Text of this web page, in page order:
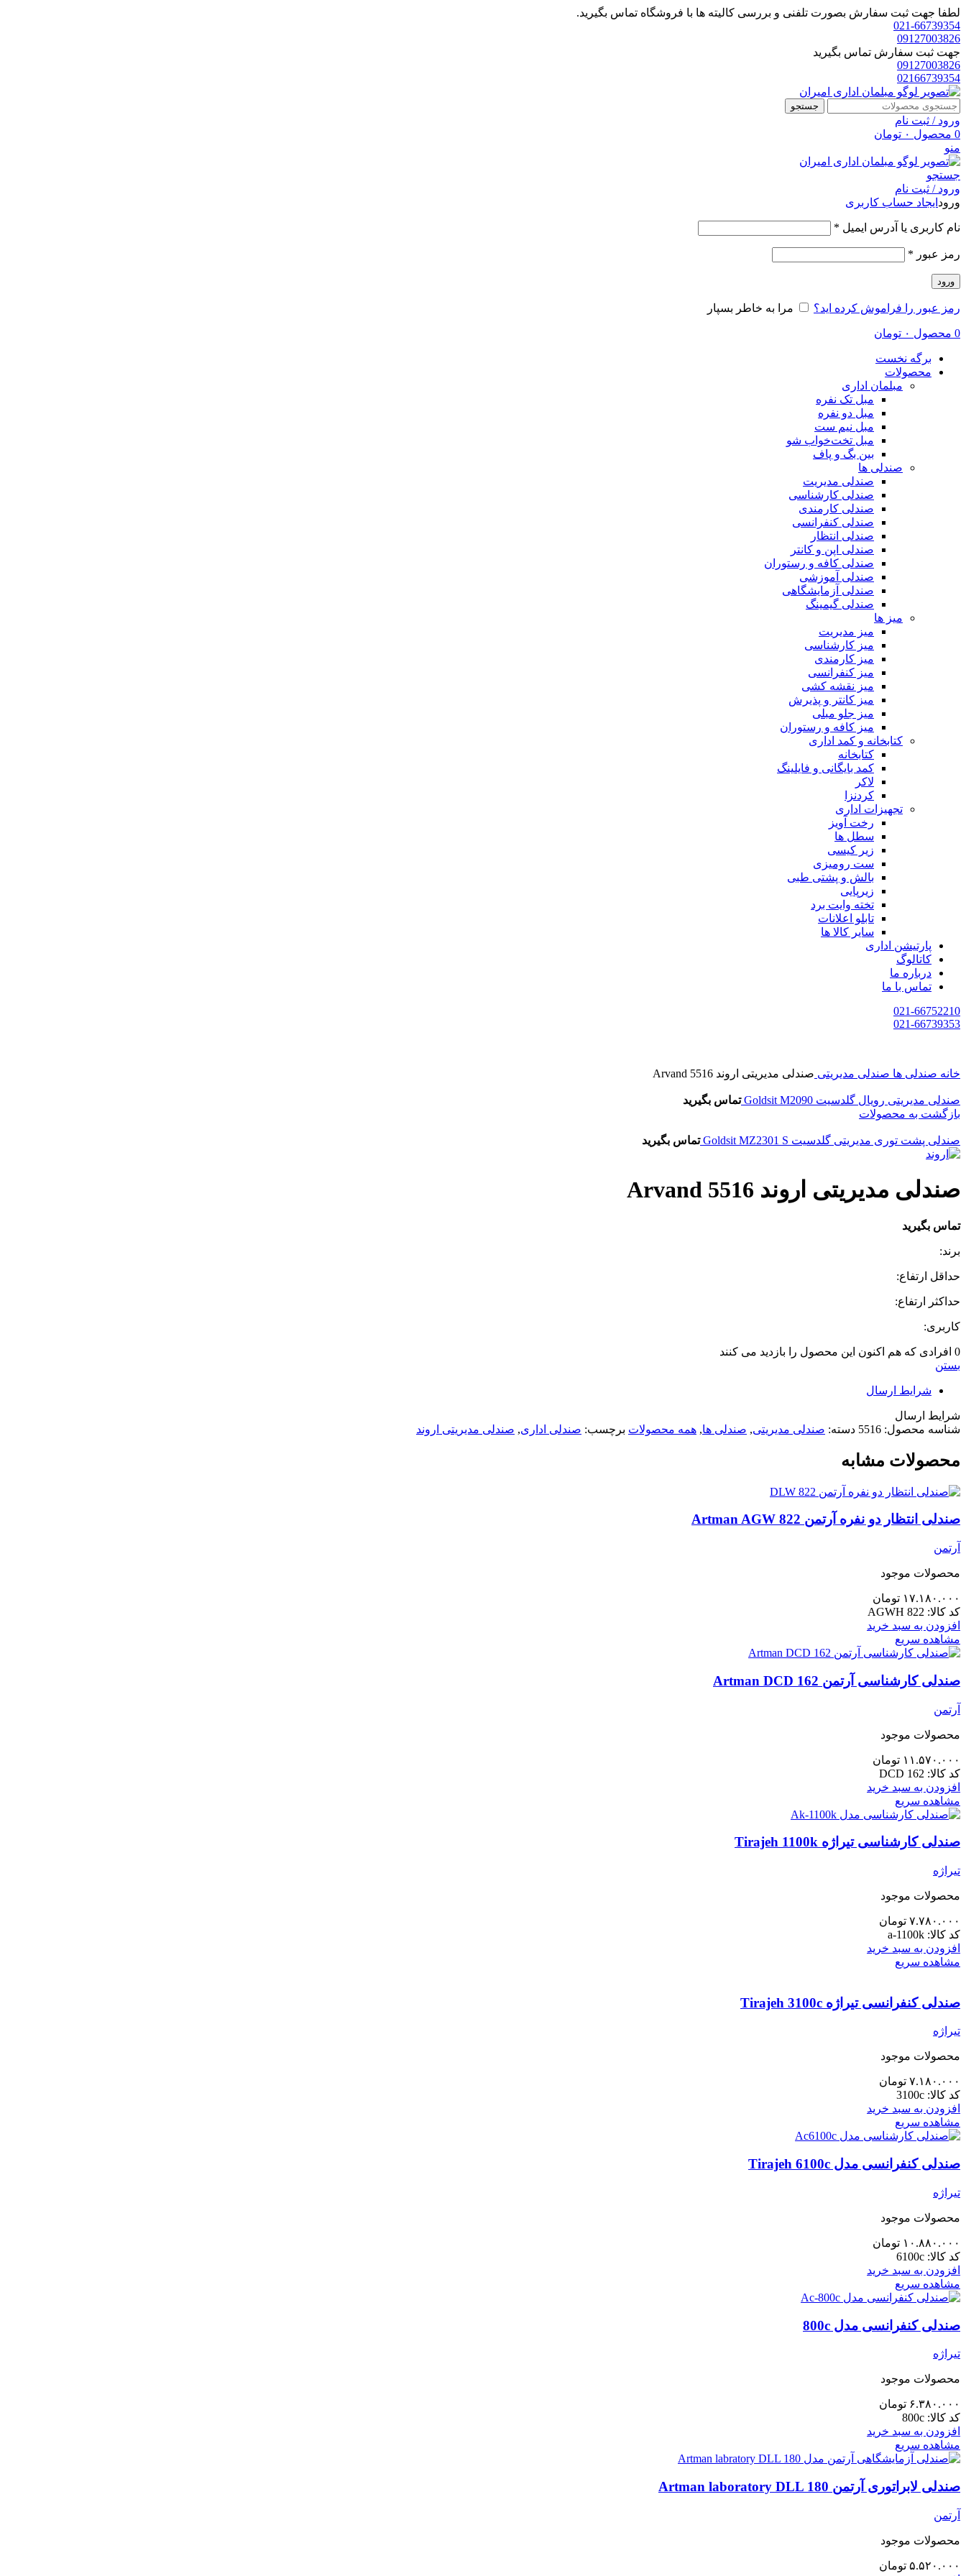
لطفا جهت ثبت سفارش بصورت تلفنی و بررسی کالیته ها با فروشگاه تماس بگیرید.
021-66739354
09127003826
جهت ثبت سفارش تماس بگیرید
09127003826
02166739354
جستجو
ورود / ثبت نام
0 محصول ۰ تومان
منو
جستجو
ورود / ثبت نام
ورود ایجاد حساب کاربری
نام کاربری یا آدرس ایمیل *
رمز عبور *
ورود
رمز عبور را فراموش کرده اید؟ مرا به خاطر بسپار
0 محصول ۰ تومان
برگه نخست
محصولات
مبلمان اداری
مبل تک نفره
مبل دو نفره
مبل نیم ست
مبل تخت‌خواب شو
بین بگ و پاف
صندلی ها
صندلی مدیریت
صندلی کارشناسی
صندلی کارمندی
صندلی کنفرانسی
صندلی انتظار
صندلی اپن و کانتر
صندلی کافه و رستوران
صندلی آموزشی
صندلی آزمایشگاهی
صندلی گیمینگ
میز ها
میز مدیریت
میز کارشناسی
میز کارمندی
میز کنفرانسی
میز نقشه کشی
میز کانتر و پذیرش
میز جلو مبلی
میز کافه و رستوران
کتابخانه و کمد اداری
کتابخانه
کمد بایگانی و فایلینگ
لاکر
کردنزا
تجهیزات اداری
رخت آویز
سطل ها
زیر کیسی
ست رومیزی
بالش و پشتی طبی
زیرپایی
تخته وایت برد
تابلو اعلانات
سایر کالا ها
پارتیشن اداری
کاتالوگ
درباره ما
تماس با ما
021-66752210
021-66739353
خانه صندلی ها صندلی مدیریتی صندلی مدیریتی اروند Arvand 5516
صندلی مدیریتی رویال گلدسیت Goldsit M2090
تماس بگیرید
بازگشت به محصولات
صندلی پشت توری مدیریتی گلدسیت Goldsit MZ2301 S تماس بگیرید
صندلی مدیریتی اروند Arvand 5516
تماس بگیرید
برند:
حداقل ارتفاع:
حداکثر ارتفاع:
کاربری:
0 افرادی که هم اکنون این محصول را بازدید می کنند
بستن
شرایط ارسال
شرایط ارسال
شناسه محصول: 5516 دسته: صندلی مدیریتی, صندلی ها, همه محصولات برچسب: صندلی اداری, صندلی مدیریتی اروند
محصولات مشابه
صندلی انتظار دو نفره آرتمن Artman AGW 822
آرتمن
محصولات موجود
۱۷.۱۸۰.۰۰۰ تومان
کد کالا: AGWH 822
افزودن به سبد خرید
مشاهده سریع
صندلی کارشناسی آرتمن Artman DCD 162
آرتمن
محصولات موجود
۱۱.۵۷۰.۰۰۰ تومان
کد کالا: DCD 162
افزودن به سبد خرید
مشاهده سریع
صندلی کارشناسی تیراژه Tirajeh 1100k
تیراژه
محصولات موجود
۷.۷۸۰.۰۰۰ تومان
کد کالا: a-1100k
افزودن به سبد خرید
مشاهده سریع
صندلی کنفرانسی تیراژه Tirajeh 3100c
تیراژه
محصولات موجود
۷.۱۸۰.۰۰۰ تومان
کد کالا: 3100c
افزودن به سبد خرید
مشاهده سریع
صندلی کنفرانسی مدل Tirajeh 6100c
تیراژه
محصولات موجود
۱۰.۸۸۰.۰۰۰ تومان
کد کالا: 6100c
افزودن به سبد خرید
مشاهده سریع
صندلی کنفرانسی مدل 800c
تیراژه
محصولات موجود
۶.۳۸۰.۰۰۰ تومان
کد کالا: 800c
افزودن به سبد خرید
مشاهده سریع
صندلی لابراتوری آرتمن Artman laboratory DLL 180
آرتمن
محصولات موجود
۵.۵۲۰.۰۰۰ تومان